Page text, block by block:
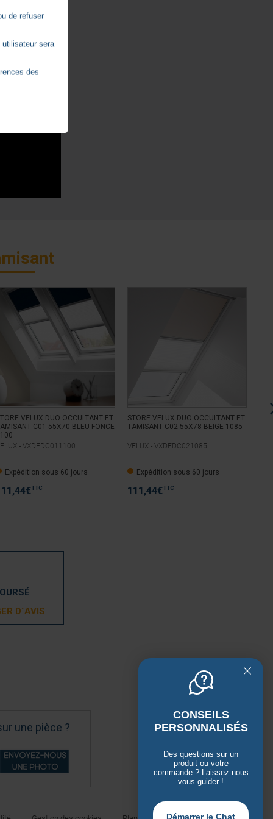
VELUX DUO OCCULTANT ET
C01 55X70 BLEU FONCE
- VXDFDC011100
Expédition sous 60 jours
€TTC
STORE VELUX DUO OCCULTANT ET
TAMISANT C02 55X78 BEIGE 1085
VELUX - VXDFDC021085
Expédition sous 60 jours
111,44€TTC
D´AVIS
une pièce ?
CONSEILS
PERSONNALISÉS
Des questions sur un
produit ou votre
commande ? Laissez-nous
vous guider !
Démarrer le Chat
de refuser
sera
des